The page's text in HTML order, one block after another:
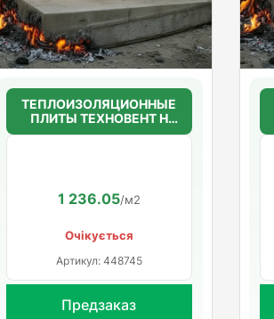
ТЕПЛОИЗОЛЯЦИОННЫЕ
ПЛИТЫ ТЕХНОВЕНТ Н
50мм.(36г/м3)
1 236.05/м2
Очікується
Артикул: 448745
Предзаказ